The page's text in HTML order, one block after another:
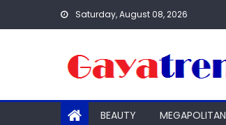
Saturday, August 08, 2026
BEAUTY MEGAPOLITAN